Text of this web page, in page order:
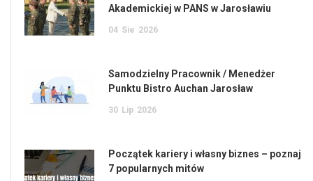
Akademickiej w PANS w Jarosławiu
04 Sie 2026
Samodzielny Pracownik / Menedżer
Punktu Bistro Auchan Jarosław
30 Lip 2026
Początek kariery i własny biznes – poznaj
7 popularnych mitów